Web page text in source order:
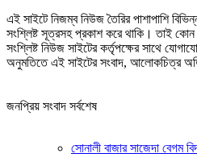
এই সাইটে নিজম্ব নিউজ তৈরির পাশাপাশি
সংশ্লিষ্ট সূত্রসহ প্রকাশ করে থাকি। তাই
সংশ্লিষ্ট নিউজ সাইটের কর্তৃপক্ষের সাথে
অনুমতিতে এই সাইটের সংবাদ, আলোকচিত্র
জনপ্রিয় সংবাদ সর্বশেষ
সোনালী বাজার সাজেদা বেগম